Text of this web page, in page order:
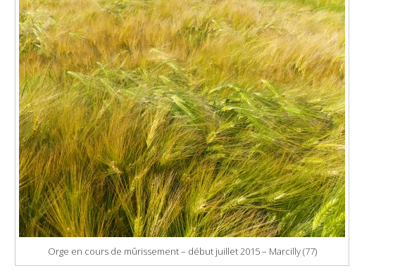
Orge en cours de mûrissement – début juillet 2015 – Marcilly (77)